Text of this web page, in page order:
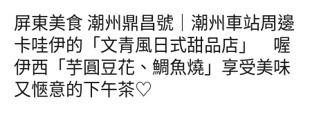
屏東美食 潮州鼎昌號｜潮州車站周邊
卡哇伊的「文青風日式甜品店」 喔
伊西「芋圓豆花、鯛魚燒」享受美味
又愜意的下午茶♡